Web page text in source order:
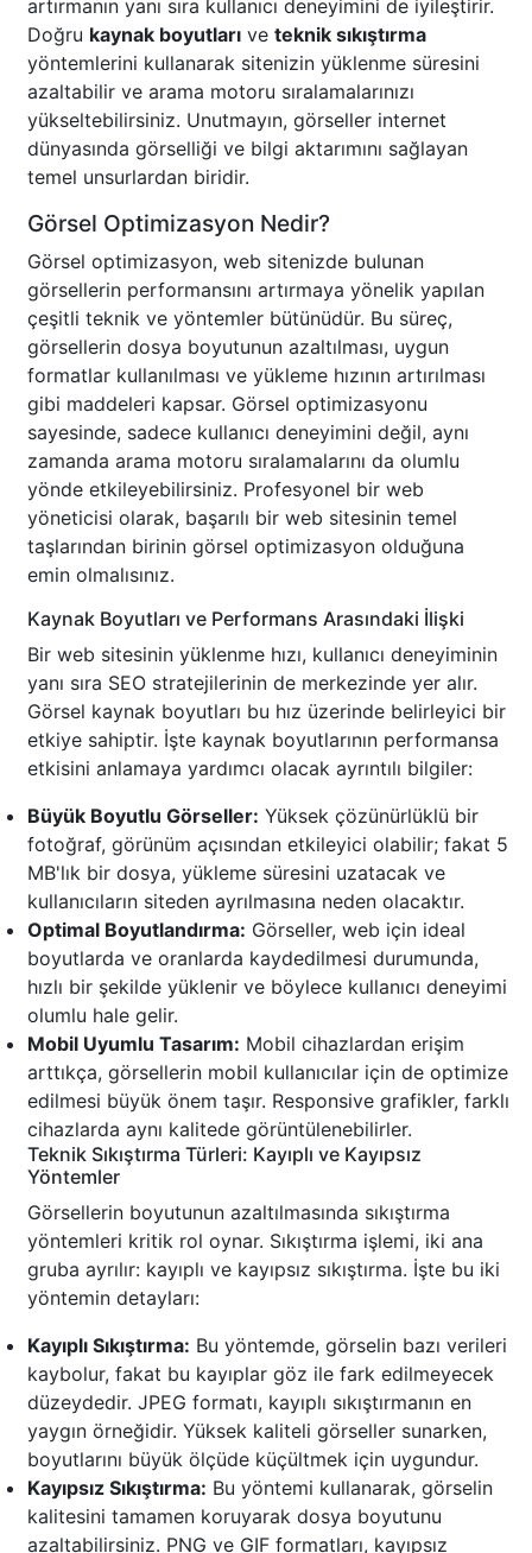
artırmanın yanı sıra kullanıcı deneyimini de iyileştirir.
Doğru kaynak boyutları ve teknik sıkıştırma
yöntemlerini kullanarak sitenizin yüklenme süresini
azaltabilir ve arama motoru sıralamalarınızı
yükseltebilirsiniz. Unutmayın, görseller internet
dünyasında görselliği ve bilgi aktarımını sağlayan
temel unsurlardan biridir.
Görsel Optimizasyon Nedir?
Görsel optimizasyon, web sitenizde bulunan
görsellerin performansını artırmaya yönelik yapılan
çeşitli teknik ve yöntemler bütünüdür. Bu süreç,
görsellerin dosya boyutunun azaltılması, uygun
formatlar kullanılması ve yükleme hızının artırılması
gibi maddeleri kapsar. Görsel optimizasyonu
sayesinde, sadece kullanıcı deneyimini değil, aynı
zamanda arama motoru sıralamalarını da olumlu
yönde etkileyebilirsiniz. Profesyonel bir web
yöneticisi olarak, başarılı bir web sitesinin temel
taşlarından birinin görsel optimizasyon olduğuna
emin olmalısınız.
Kaynak Boyutları ve Performans Arasındaki İlişki
Bir web sitesinin yüklenme hızı, kullanıcı deneyiminin
yanı sıra SEO stratejilerinin de merkezinde yer alır.
Görsel kaynak boyutları bu hız üzerinde belirleyici bir
etkiye sahiptir. İşte kaynak boyutlarının performansa
etkisini anlamaya yardımcı olacak ayrıntılı bilgiler:
Büyük Boyutlu Görseller: Yüksek çözünürlüklü bir
fotoğraf, görünüm açısından etkileyici olabilir; fakat 5
MB'lık bir dosya, yükleme süresini uzatacak ve
kullanıcıların siteden ayrılmasına neden olacaktır.
Optimal Boyutlandırma: Görseller, web için ideal
boyutlarda ve oranlarda kaydedilmesi durumunda,
hızlı bir şekilde yüklenir ve böylece kullanıcı deneyimi
olumlu hale gelir.
Mobil Uyumlu Tasarım: Mobil cihazlardan erişim
arttıkça, görsellerin mobil kullanıcılar için de optimize
edilmesi büyük önem taşır. Responsive grafikler, farklı
cihazlarda aynı kalitede görüntülenebilirler.
Teknik Sıkıştırma Türleri: Kayıplı ve Kayıpsız
Yöntemler
Görsellerin boyutunun azaltılmasında sıkıştırma
yöntemleri kritik rol oynar. Sıkıştırma işlemi, iki ana
gruba ayrılır: kayıplı ve kayıpsız sıkıştırma. İşte bu iki
yöntemin detayları:
Kayıplı Sıkıştırma: Bu yöntemde, görselin bazı verileri
kaybolur, fakat bu kayıplar göz ile fark edilmeyecek
düzeydedir. JPEG formatı, kayıplı sıkıştırmanın en
yaygın örneğidir. Yüksek kaliteli görseller sunarken,
boyutlarını büyük ölçüde küçültmek için uygundur.
Kayıpsız Sıkıştırma: Bu yöntemi kullanarak, görselin
kalitesini tamamen koruyarak dosya boyutunu
azaltabilirsiniz. PNG ve GIF formatları, kayıpsız